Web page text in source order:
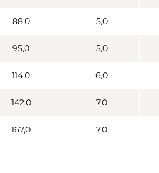
88,0 5,0
95,0 5,0
114,0 6,0
142,0 7,0
167,0 7,0